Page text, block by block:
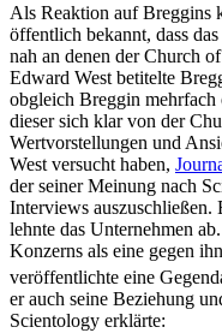
Als Reaktion auf Breggins
öffentlich bekannt, dass
nah an denen der Church
Edward West betitelte
obgleich Breggin mehrfach
dieser sich klar von der
Wertvorstellungen und
West versucht haben,
der seiner Meinung nach
Interviews
lehnte das Unternehmen
Konzerns als eine gegen
veröffentlichte eine
er auch seine Beziehung
Scientology erklärte: